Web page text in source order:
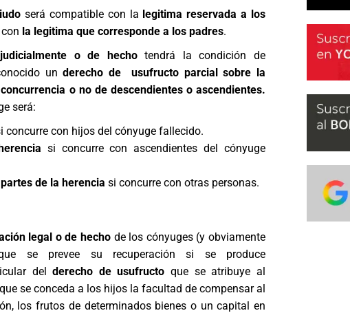
será compatible con la legitima reservada a los
la legitima que corresponde a los padres.
o de hecho tendrá la condición de
underecho de usufructo parcial sobre la
o no de descendientes o ascendientes.
será:
concurre con hijos del cónyuge fallecido.
si concurre con ascendientes del cónyuge
de la herencia si concurre con otras personas.
legal o de hecho de los cónyuges (y obviamente
se prevee su recuperación si se produce
delderecho de usufructo que se atribuye al
se conceda a los hijos la facultad de compensar al
los frutos de determinados bienes o un capital en